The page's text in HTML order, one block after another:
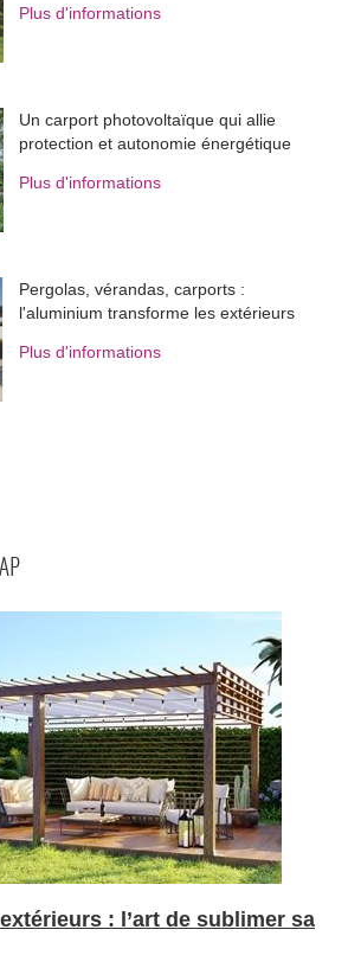
Plus d'informations
Un carport photovoltaïque qui allie
protection et autonomie énergétique
Plus d'informations
Pergolas, vérandas, carports :
l'aluminium transforme les extérieurs
Plus d'informations
: l’art de sublimer sa